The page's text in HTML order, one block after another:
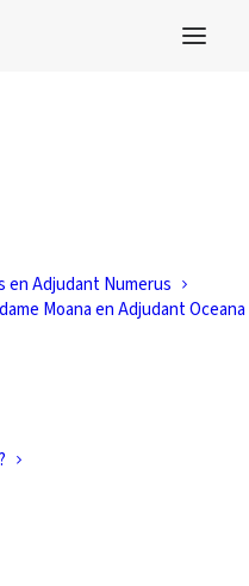
en Adjudant Numerus
Moana en Adjudant Oceana
Prins